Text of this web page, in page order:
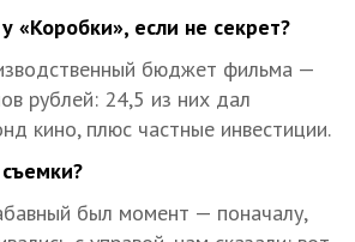
если не секрет?
бюджет фильма —
рублей: 24,5 из них дал
кино, плюс частные инвестиции.
был момент — поначалу,